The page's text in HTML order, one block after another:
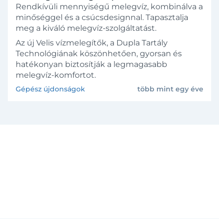
Rendkívüli mennyiségű melegvíz, kombinálva a
minőséggel és a csúcsdesignnal. Tapasztalja
meg a kiváló melegvíz-szolgáltatást.
Az új Velis vízmelegítők, a Dupla Tartály
Technológiának köszönhetően, gyorsan és
hatékonyan biztosítják a legmagasabb
melegvíz-komfortot.
Gépész újdonságok több mint egy éve